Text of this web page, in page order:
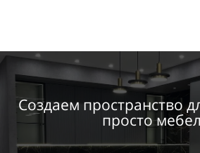
Создаем пространство
просто